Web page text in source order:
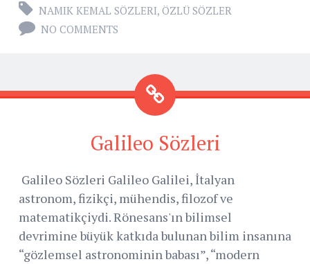
NAMIK KEMAL SÖZLERI, ÖZLÜ SÖZLER
NO COMMENTS
Galileo Sözleri
Galileo Sözleri Galileo Galilei, İtalyan
astronom, fizikçi, mühendis, filozof ve
matematikçiydi. Rönesans'ın bilimsel
devrimine büyük katkıda bulunan bilim insanına
“gözlemsel astronominin babası”, “modern